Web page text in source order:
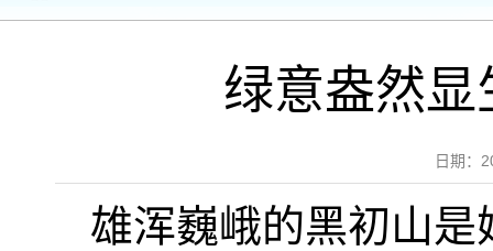
绿意盎然
日期：
雄浑巍峨的黑初山